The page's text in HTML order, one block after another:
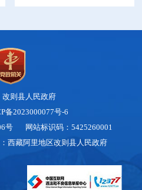
改则县人民政府
备2023000077号-6
号网站标识码：5425260001
西藏阿里地区改则县人民政府